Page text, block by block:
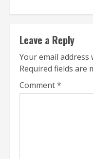
Leave a Reply
Your email
Required fields are
Comment*